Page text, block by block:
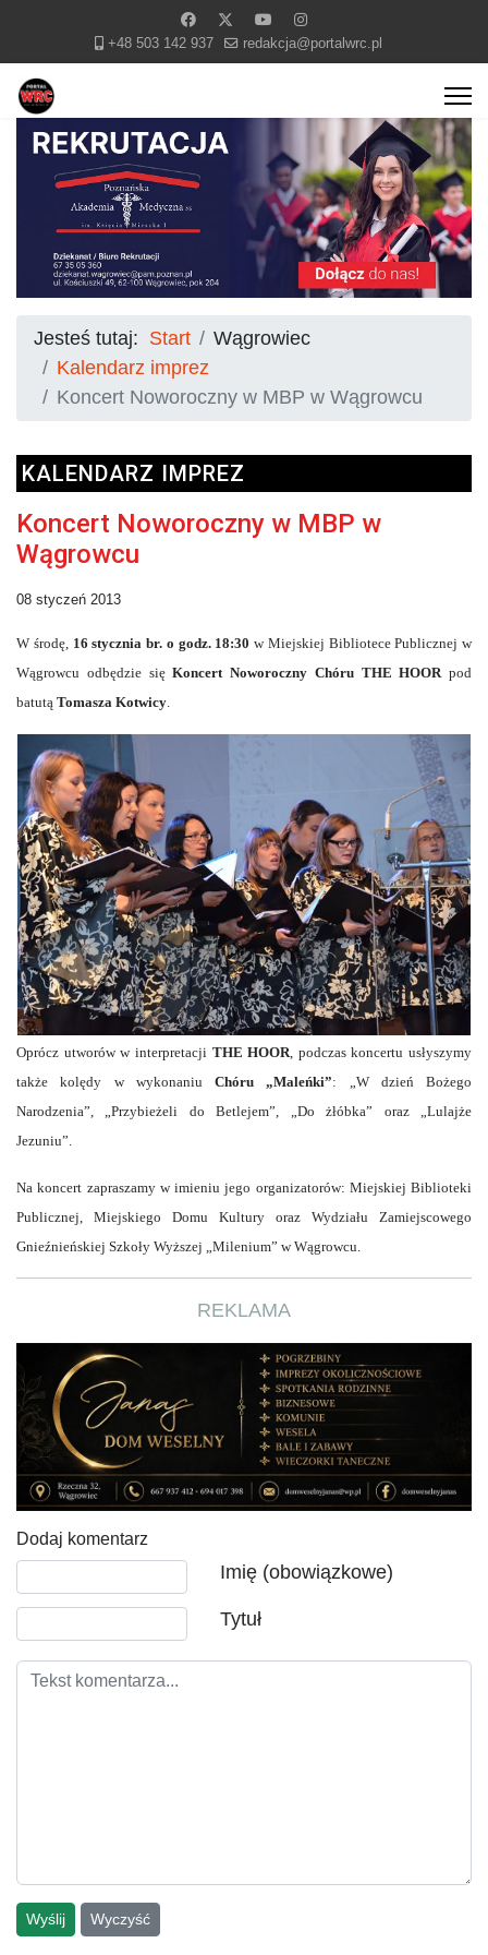
+48 503 142 937 redakcja@portalwrc.pl
Jesteś tutaj: Start
Wągrowiec
Kalendarz imprez
Koncert Noworoczny w MBP w Wągrowcu
KALENDARZ IMPREZ
Koncert Noworoczny w MBP w
Wągrowcu
08 styczeń 2013
W środę, 16 stycznia br. o godz. 18:30 w Miejskiej Bibliotece Publicznej w
Wągrowcu odbędzie sięKoncert Noworoczny Chóru THE HOOR pod
batutą Tomasza Kotwicy
Oprócz utworów w interpretacji THE HOOR , podczas koncertu usłyszymy
także kolędy w wykonaniu Chóru „Maleńki”: „W dzień Bożego
Narodzenia”, „Przybieżeli do Betlejem”, „Do żłóbka” oraz „Lulajże
Jezuniu”.
Na koncert zapraszamy w imieniu jego organizatorów: Miejskiej Biblioteki
Publicznej, Miejskiego Domu Kultury oraz Wydziału Zamiejscowego
Gnieźnieńskiej Szkoły Wyższej „Milenium” w Wągrowcu.
REKLAMA
Dodaj komentarz
Imię (obowiązkowe)
Tytuł
Tekst komentarza
Wyślij Wyczyść